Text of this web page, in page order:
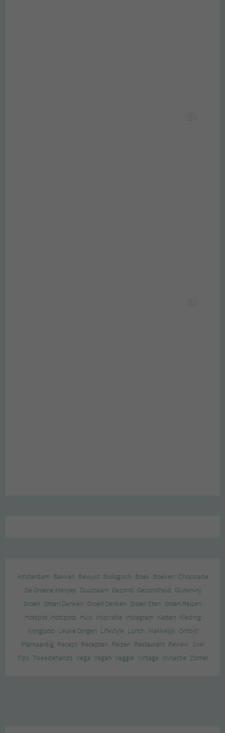
Amsterdam Bakken Bewust Biologisch Boek Boeken Chocolade
De Groene Meisjes Duurzaam Gezond Gezondheid Glutenvrij
Groen Groen Denken Groen Denken Groen Eten Groen Reizen
Hotspot Hotspots Huis Inspiratie Instagram Katten Kleding
Kringloop Leuke Dingen Lifestyle Lunch Makkelijk Ontbijt
Plantaardig Recept Recepten Reizen Restaurant Review Snel
Tips Tweedehands Vega Vegan Veggie Vintage Winactie Zomer